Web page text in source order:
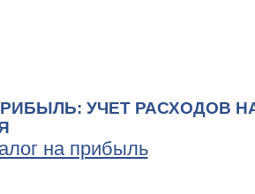
УЧЕТ РАСХОДОВ
на прибыль